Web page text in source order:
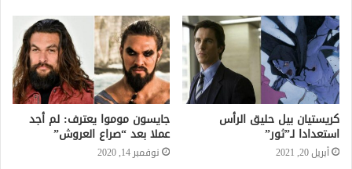
كريستيان بيل حليق الرأس
استعدادا لـ”ثور”
أبريل 20, 2021
جايسون موموا يعترف: لم أجد
عملا بعد “صراع العروش”
نوفمبر 14, 2020